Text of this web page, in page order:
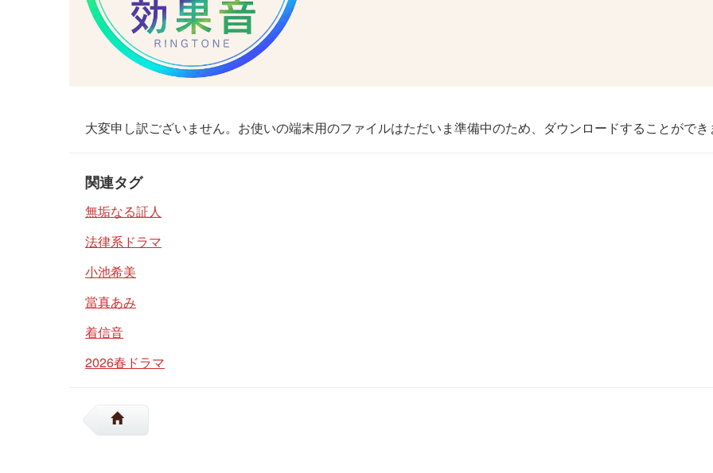
大変申し訳ございません。お使いの端末用のファイルはただいま準備中のため、ダウンロードすることがで
関連タグ
無垢なる証人
法律系ドラマ
小池希美
當真あみ
着信音
2026春ドラマ